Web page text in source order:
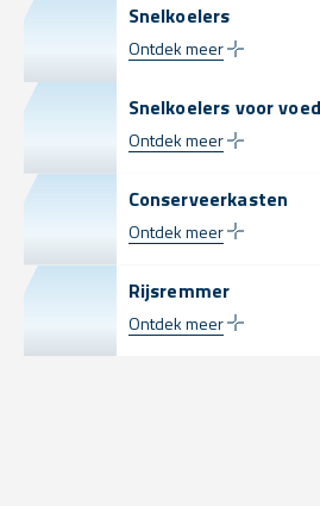
Snelkoelers
Ontdek meer
Snelkoelers voor
Ontdek meer
Conserveerkasten
Ontdek meer
Rijsremmer
Ontdek meer